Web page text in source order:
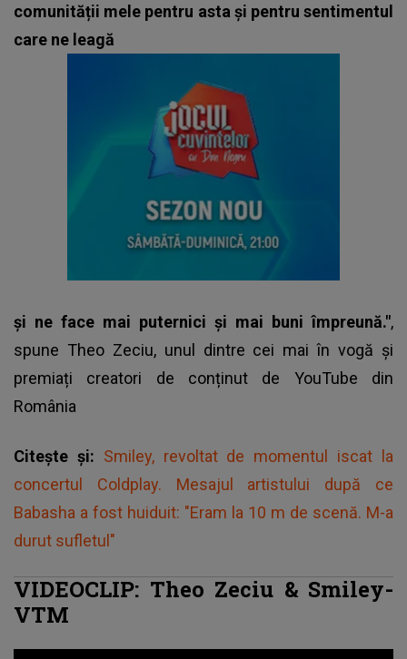
comunității mele pentru asta și pentru sentimentul
care ne leagă
și ne face mai puternici și mai buni împreună.",
spune Theo Zeciu, unul dintre cei mai în vogă și
premiați creatori de conținut de YouTube din
România
Citește și: Smiley, revoltat de momentul iscat la
concertul Coldplay. Mesajul artistului după ce
Babasha a fost huiduit: "Eram la 10 m de scenă. M-a
durut sufletul"
VIDEOCLIP: Theo Zeciu & Smiley-
VTM